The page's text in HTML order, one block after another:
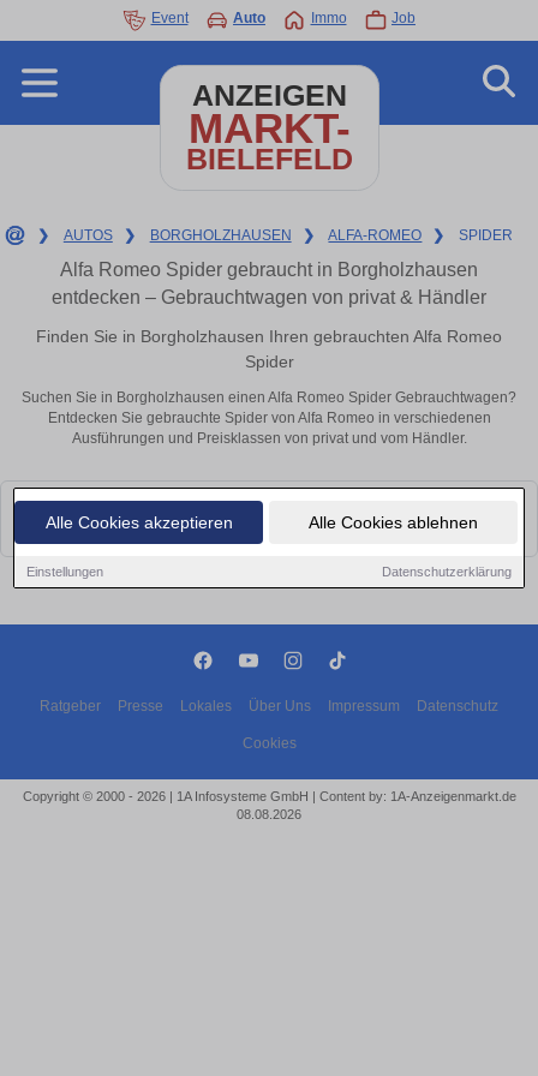
Alle Cookies akzeptieren Alle Cookies ablehnen
Einstellungen Datenschutzerklärung
Event Auto Immo Job
ANZEIGEN
MARKT-
BIELEFELD
❯ AUTOS ❯ BORGHOLZHAUSEN ❯ ALFA-ROMEO ❯ SPIDER
Alfa Romeo Spider gebraucht in Borgholzhausen
entdecken – Gebrauchtwagen von privat & Händler
Finden Sie in Borgholzhausen Ihren gebrauchten Alfa Romeo
Spider
Suchen Sie in Borgholzhausen einen Alfa Romeo Spider Gebrauchtwagen?
Entdecken Sie gebrauchte Spider von Alfa Romeo in verschiedenen
Ausführungen und Preisklassen von privat und vom Händler.
Leider konnten wir derzeit keine passenden Autos finden. Schauen Sie
bald wieder vorbei!
Ratgeber Presse Lokales Über Uns Impressum Datenschutz
Cookies
Copyright © 2000 - 2026 | 1A Infosysteme GmbH | Content by: 1A-Anzeigenmarkt.de
08.08.2026